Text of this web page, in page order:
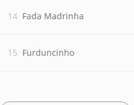
Fada Madrinha
Furduncinho